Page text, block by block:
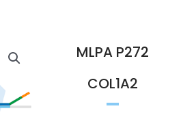
MLPA P272
COL1A2